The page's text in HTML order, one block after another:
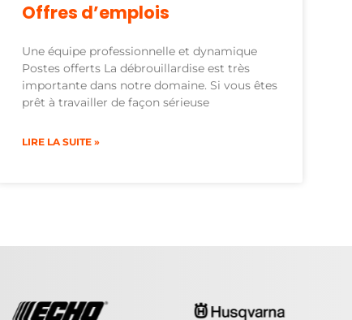
Offres d’emplois
Une équipe professionnelle et dynamique
Postes offerts La débrouillardise est très
importante dans notre domaine. Si vous êtes
prêt à travailler de façon sérieuse
LIRE LA SUITE »